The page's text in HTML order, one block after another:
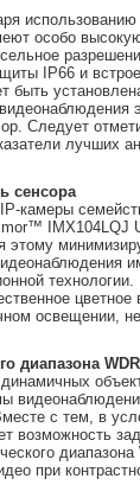
особо
IP66 и
быть
Следует
сенсора
камеры
IMX104LQJ
освещении,
диапазона WDR
с тем, в
возможность
при